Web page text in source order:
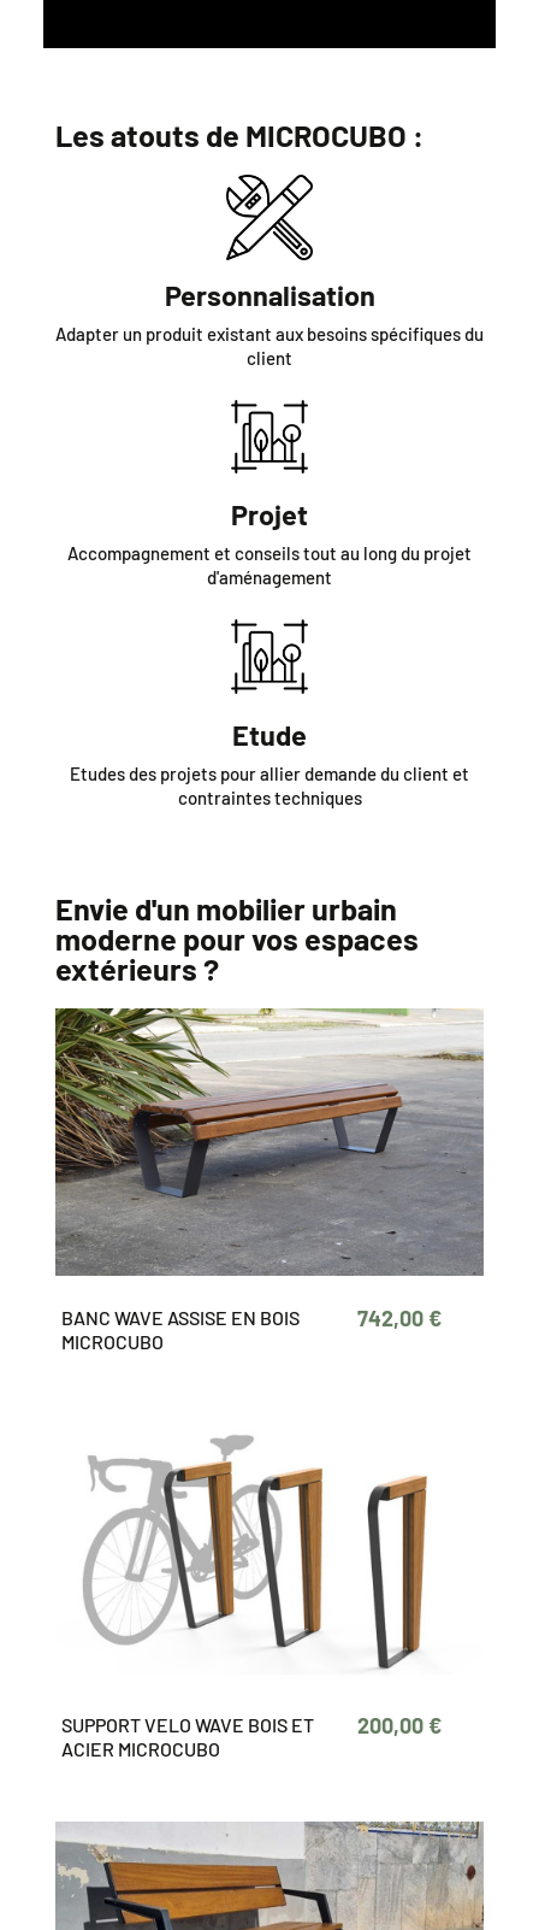
Les atouts de MICROCUBO :
Personnalisation
Adapter un produit existant aux besoins spécifiques du
client
Projet
Accompagnement et conseils tout au long du projet
d'aménagement
Etude
Etudes des projets pour allier demande du client et
contraintes techniques
Envie d'un mobilier urbain
moderne pour vos espaces
extérieurs ?
BANC WAVE ASSISE EN BOIS
MICROCUBO
742,00 €
SUPPORT VELO WAVE BOIS ET
ACIER MICROCUBO
200,00 €